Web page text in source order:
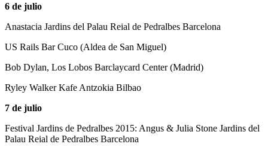
6 de julio
Anastacia Jardins del Palau Reial de Pedralbes Barcelona
US Rails Bar Cuco (Aldea de San Miguel)
Bob Dylan, Los Lobos Barclaycard Center (Madrid)
Ryley Walker Kafe Antzokia Bilbao
7 de julio
Festival Jardins de Pedralbes 2015: Angus & Julia Stone Jardins del
Palau Reial de Pedralbes Barcelona